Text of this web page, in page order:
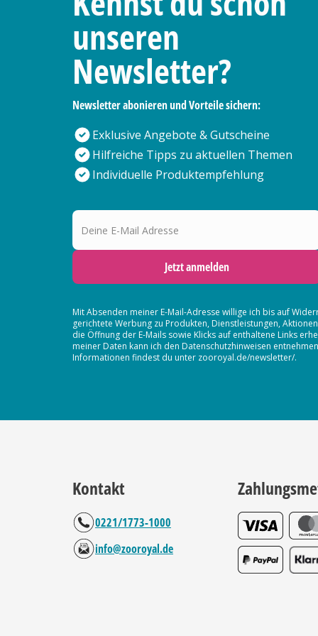
unseren
Newsletter?
Newsletter abonieren und Vorteile sichern:
Exklusive Angebote & Gutscheine
Hilfreiche Tipps zu aktuellen Themen
Individuelle Produktempfehlung
Deine E-Mail Adresse
Jetzt anmelden
Mit Absenden meiner E-Mail-Adresse willige ich bis auf
gerichtete Werbung zu Produkten, Dienstleistungen,
die Öffnung der E-Mails sowie Klicks auf enthaltene Links
meiner Daten kann ich den Datenschutzhinweisen
Informationen findest du unter zooroyal.de/newsletter/.
Kontakt
0221/1773-1000
info@zooroyal.de